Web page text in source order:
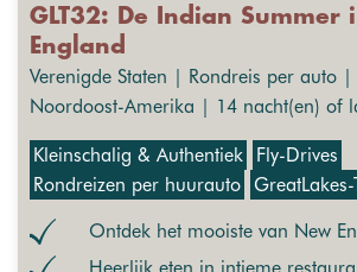
GLT32: De Indian Summer
England
Verenigde Staten | Rondreis per auto |
Noordoost-Amerika | 14 nacht(en) of
Kleinschalig & Authentiek
Fly-Drives
Rondreizen per huurauto GreatLakes-
Ontdek het mooiste van New